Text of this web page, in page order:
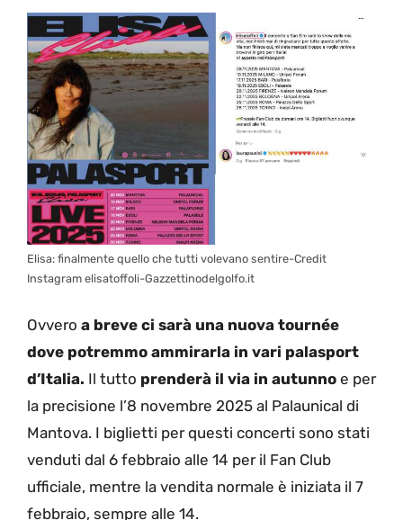
Elisa: finalmente quello che tutti volevano sentire-Credit
Instagram elisatoffoli-Gazzettinodelgolfo.it
Ovvero a breve ci sarà una nuova tournée
dove potremmo ammirarla in vari palasport
d’Italia. Il tutto prenderà il via in autunno e per
la precisione l’8 novembre 2025 al Palaunical di
Mantova. I biglietti per questi concerti sono stati
venduti dal 6 febbraio alle 14 per il Fan Club
ufficiale, mentre la vendita normale è iniziata il 7
febbraio, sempre alle 14.